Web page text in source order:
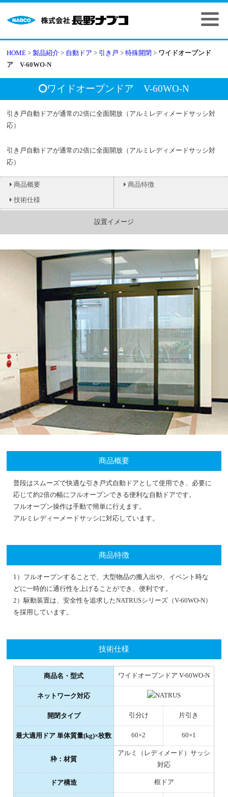
HOME >製品紹介 > 自動ドア > 引き戸 >特殊開閉 > ワイドオープンド
ア V-60WO-N
ワイドオープンドア V-60WO-N
引き戸自動ドアが通常の2倍に全面開放（アルミレディメードサッシ対
応）
引き戸自動ドアが通常の2倍に全面開放（アルミレディメードサッシ対
応）
商品概要 商品特徴
技術仕様
姿図（引分け）
縦断面図
設置イメージ
商品概要
普段はスムーズで快適な引き戸式自動ドアとして使用でき、必要に
応じて約2倍の幅にフルオープンできる便利な自動ドアです。
フルオープン操作は手動で簡単に行えます。
アルミレディーメードサッシに対応しています。
商品特徴
1）フルオープンすることで、大型物品の搬入出や、イベント時な
どに一時的に通行性を上げることができ、便利です。
2）駆動装置は、安全性を追求したNATRUSシリーズ（V-60WO-N）
を採用しています。
技術仕様
商品名・型式 ワイドオープンドア V-60WO-N
ネットワーク対応
開閉タイプ 引分け 片引き
最大適用ドア 単体質量(kg)×枚数 60×2 60×1
枠：材質
アルミ（レディメード）サッシ
対応
ドア構造 框ドア